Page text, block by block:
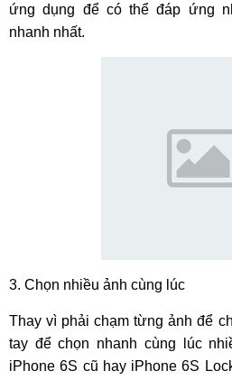
ứng dụng để có thể đáp ứng
nhanh nhất.
3. Chọn nhiều ảnh cùng lúc
Thay vì phải chạm từng ảnh để
tay để chọn nhanh cùng lúc
iPhone 6S cũ hay iPhone 6S